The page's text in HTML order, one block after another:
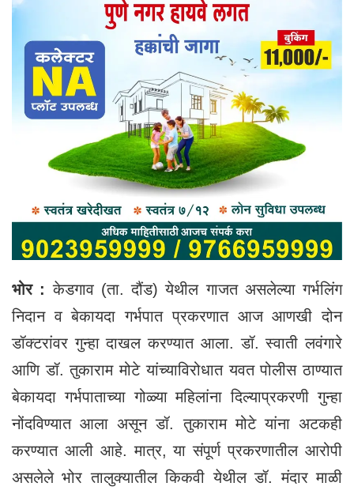
भोर : केडगाव (ता. दौंड) येथील गाजत असलेल्या गर्भलिंग
निदान व बेकायदा गर्भपात प्रकरणात आज आणखी दोन
डॉक्टरांवर गुन्हा दाखल करण्यात आला. डॉ. स्वाती लवंगारे
आणि डॉ. तुकाराम मोटे यांच्याविरोधात यवत पोलीस ठाण्यात
बेकायदा गर्भपाताच्या गोळ्या महिलांना दिल्याप्रकरणी गुन्हा
नोंदविण्यात आला असून डॉ. तुकाराम मोटे यांना अटकही
करण्यात आली आहे. मात्र, या संपूर्ण प्रकरणातील आरोपी
असलेले भोर तालुक्यातील किकवी येथील डॉ. मंदार माळी